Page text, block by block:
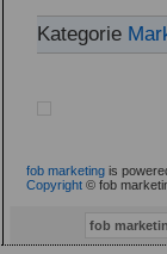
Kategorie
fob marketing is
Copyright © fob
fob